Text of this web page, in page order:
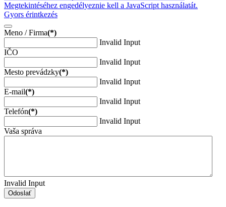
Megtekintéséhez engedélyeznie kell a JavaScript használatát.
Gyors érintkezés
Meno / Firma(*)
Invalid Input
IČO
Invalid Input
Mesto prevádzky(*)
Invalid Input
E-mail(*)
Invalid Input
Telefón(*)
Invalid Input
Vaša správa
Invalid Input
Odoslať